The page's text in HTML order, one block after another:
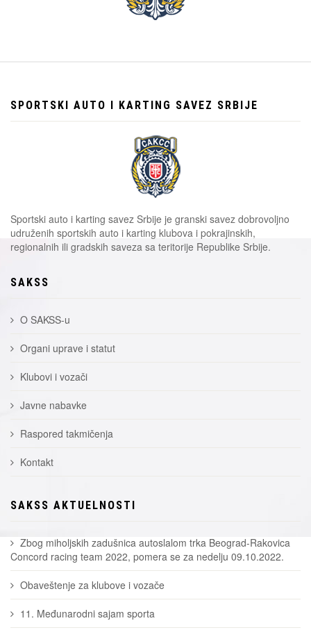
SPORTSKI AUTO I KARTING SAVEZ SRBIJE
Sportski auto i karting savez Srbije je granski savez dobrovoljno
udruženih sportskih auto i karting klubova i pokrajinskih,
regionalnih ili gradskih saveza sa teritorije Republike Srbije.
SAKSS
O SAKSS-u
Organi uprave i statut
Klubovi i vozači
Javne nabavke
Raspored takmičenja
Kontakt
SAKSS AKTUELNOSTI
Zbog miholjskih zadušnica autoslalom trka Beograd-Rakovica
Concord racing team 2022, pomera se za nedelju 09.10.2022.
Obaveštenje za klubove i vozače
11. Međunarodni sajam sporta